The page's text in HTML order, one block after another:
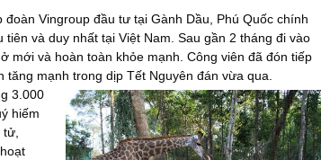
Vingroup đầu tư tại Gành Dầu, Phú Quốc chính
và duy nhất tại Việt Nam. Sau gần 2 tháng đi vào
mới và hoàn toàn khỏe mạnh. Công viên đã đón tiếp
mạnh trong dịp Tết Nguyên đán vừa qua.
3.000
hiếm
tử,